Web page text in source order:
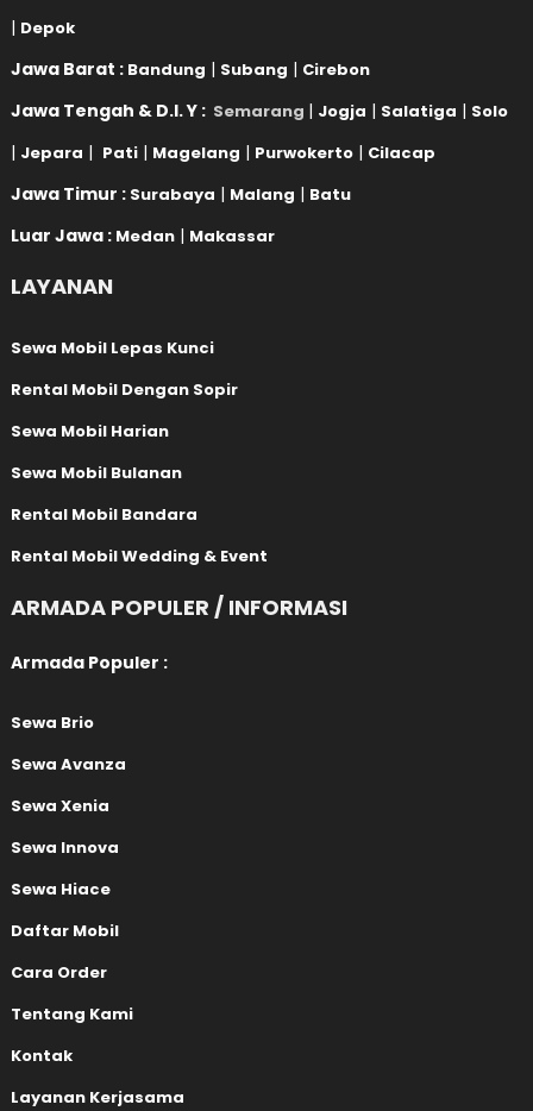
| Depok
Jawa Barat : Bandung | Subang | Cirebon
Jawa Tengah & D.I. Y : Semarang | Jogja | Salatiga | Solo
| Jepara | Pati | Magelang | Purwokerto | Cilacap
Jawa Timur : Surabaya | Malang | Batu
Luar Jawa : Medan | Makassar
LAYANAN
Sewa Mobil Lepas Kunci
Rental Mobil Dengan Sopir
Sewa Mobil Harian
Sewa Mobil Bulanan
Rental Mobil Bandara
Rental Mobil Wedding & Event
ARMADA POPULER / INFORMASI
Armada Populer :
Sewa Brio
Sewa Avanza
Sewa Xenia
Sewa Innova
Sewa Hiace
Daftar Mobil
Cara Order
Tentang Kami
Kontak
Layanan Kerjasama